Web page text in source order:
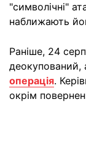
"символічні"
наближають
Раніше, 24
деокупований,
операція.
окрім